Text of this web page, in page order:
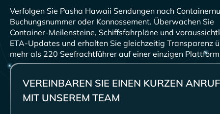
Verfolgen Sie
Sendungen nach
Buchungsnummer oder Konnossement. Überwachen Sie
Container-Meilensteine, Schiffsfahrpläne und
ETA-Updates und erhalten Sie gleichzeitig Transparenz
mehr als 220 Seefrachtführer auf einer einzigen
VEREINBAREN SIE EINEN KURZEN ANRUF
MIT UNSEREM TEAM